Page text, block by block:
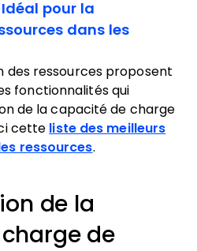
Idéal pour la
dans les
des ressources proposent
fonctionnalités qui
de la capacité de charge
cette liste des meilleurs
ressources.
de la
de